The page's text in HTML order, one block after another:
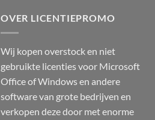
OVER LICENTIEPROMO
Wij kopen overstock en niet
gebruikte licenties voor Microsoft
Office of Windows en andere
software van grote bedrijven en
verkopen deze door met enorme